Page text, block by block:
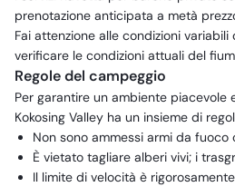
prenotazione anticipata a metà
Fai attenzione alle condizioni
verificare le condizioni attuali del
Regole del campeggio
Per garantire un ambiente piacevole
Kokosing Valley ha un insieme di
Non sono ammessi armi da
È vietato tagliare alberi vivi; i
Il limite di velocità è